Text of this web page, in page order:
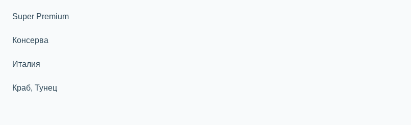
Super Premium
Консерва
Италия
Краб, Тунец